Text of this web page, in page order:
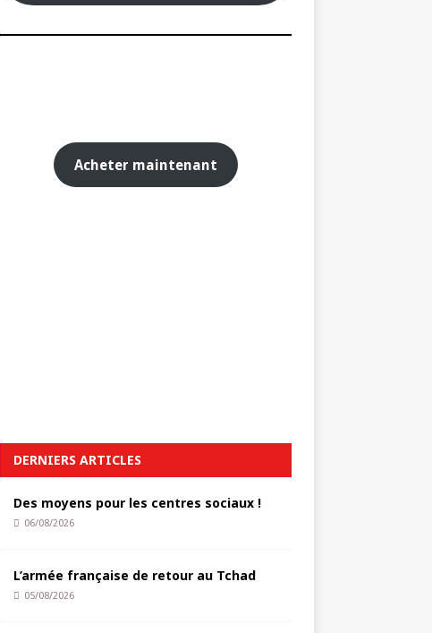
Acheter maintenant
DERNIERS ARTICLES
Des moyens pour les centres sociaux !
06/08/2026
L’armée française de retour au Tchad
05/08/2026